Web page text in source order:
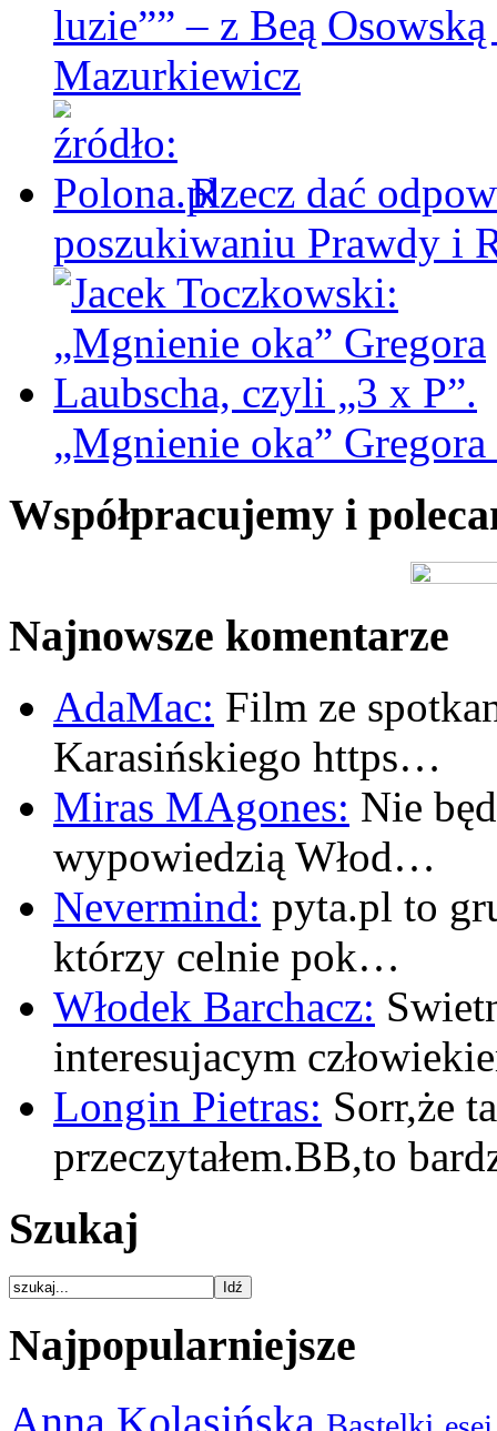
luzie”” – z Beą
Mazurkiewicz
Rzecz dać
poszukiwaniu Prawdy i
„Mgnienie oka”
Współpracujemy i
Najnowsze komentarze
AdaMac: Film ze
Karasińskiego https…
Miras MAgones: Nie
wypowiedzią Włod…
Nevermind: pyta.pl to
którzy celnie pok…
Włodek Barchacz:
interesujacym
Longin Pietras: Sorr,że
przeczytałem.BB,to
Szukaj
Najpopularniejsze